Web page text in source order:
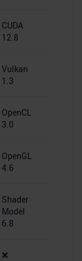
CUDA
12.8
Vulkan
1.3
OpenCL
3.0
OpenGL
4.6
Shader
Model
6.8
❌